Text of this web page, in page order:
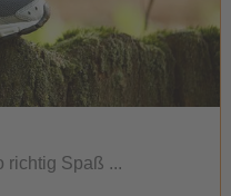
richtig Spaß ...